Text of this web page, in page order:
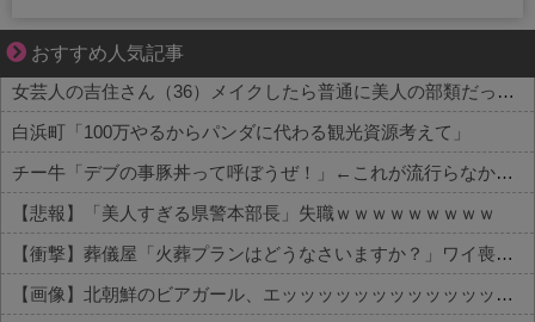
おすすめ人気記事
不器用な二人が辿り着いた、切なく温かい恋物語
女芸人の吉住さん（36）メイクしたら普通に美人の部類だったと判明ｗｗｗｗｗｗｗｗｗ
白浜町「100万やるからパンダに代わる観光資源考えて」
チー牛「デブの事豚丼って呼ぼうぜ！」←これが流行らなかった理由
【悲報】「美人すぎる県警本部長」失職ｗｗｗｗｗｗｗｗｗ
【衝撃】葬儀屋「火葬プランはどうなさいますか？」ワイ喪主「直葬で(即答)」→結果ァw w w w w w w w w w
【画像】北朝鮮のビアガール、エッッッッッッッッッッッッッッッッッ！